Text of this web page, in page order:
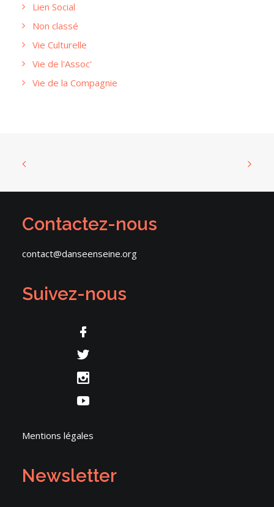
Lien Social
Non classé
Vie Culturelle
Vie de l'Assoc'
Vie de la Compagnie
Contactez-nous
contact@danseenseine.org
Suivez-nous
Mentions légales
Newsletter